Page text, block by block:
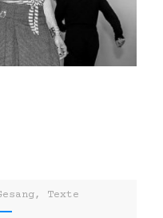
Texte